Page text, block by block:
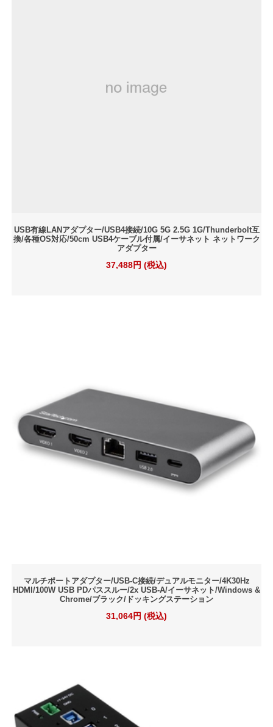
USB有線LANアダプター/USB4接続/10G 5G 2.5G 1G/Thunderbolt互
換/各種OS対応/50cm USB4ケーブル付属/イーサネット ネットワーク
アダプター
37,488円 (税込)
マルチポートアダプター/USB-C接続/デュアルモニター/4K30Hz
HDMI/100W USB PDパススルー/2x USB-A/イーサネット/Windows &
Chrome/ブラック/ドッキングステーション
31,064円 (税込)